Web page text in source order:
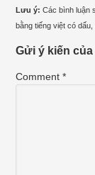
Lưu ý:Các bình luận
bằng tiếng việt có
Gửi ý kiến của
Comment*